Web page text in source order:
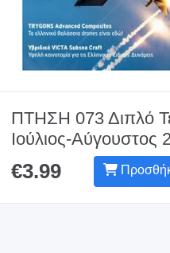
ΠΤΗΣΗ 073 Διπλό
Ιούλιος-Αύγουστος
€3.99